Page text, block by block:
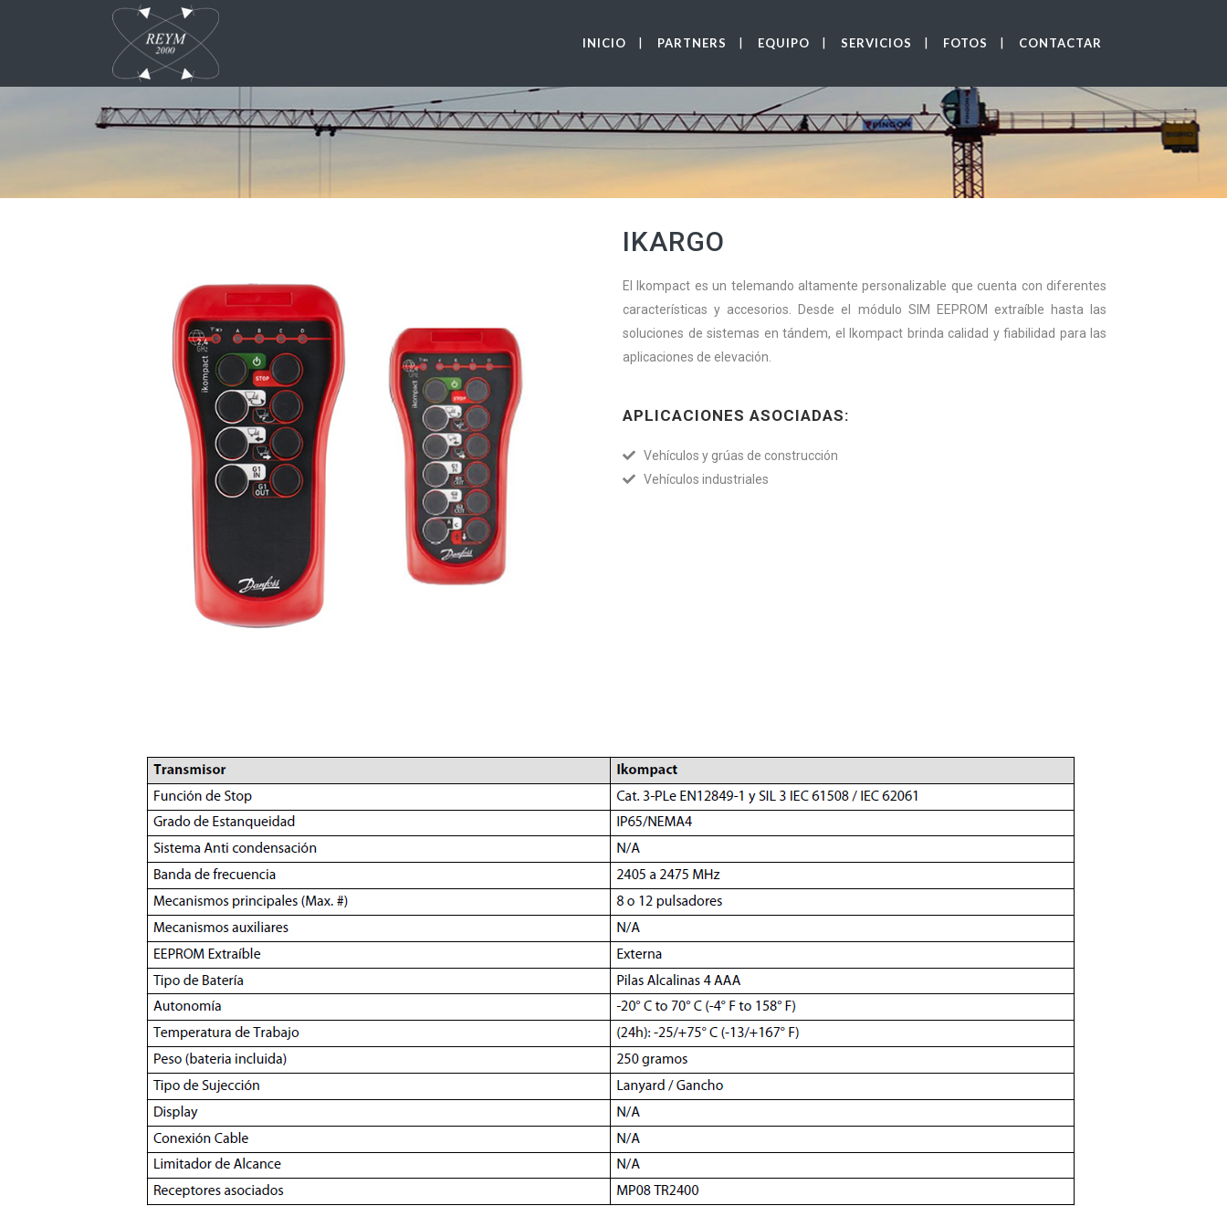
INICIO PARTNERS EQUIPO SERVICIOS FOTOS CONTACTAR
IKARGO
El Ikompact es un telemando altamente personalizable que cuenta con diferentes
características y accesorios. Desde el módulo SIM EEPROM extraíble hasta las
soluciones de sistemas en tándem, el Ikompact brinda calidad y fiabilidad para las
aplicaciones de elevación.
APLICACIONES ASOCIADAS:
Vehículos y grúas de construcción
Vehículos industriales